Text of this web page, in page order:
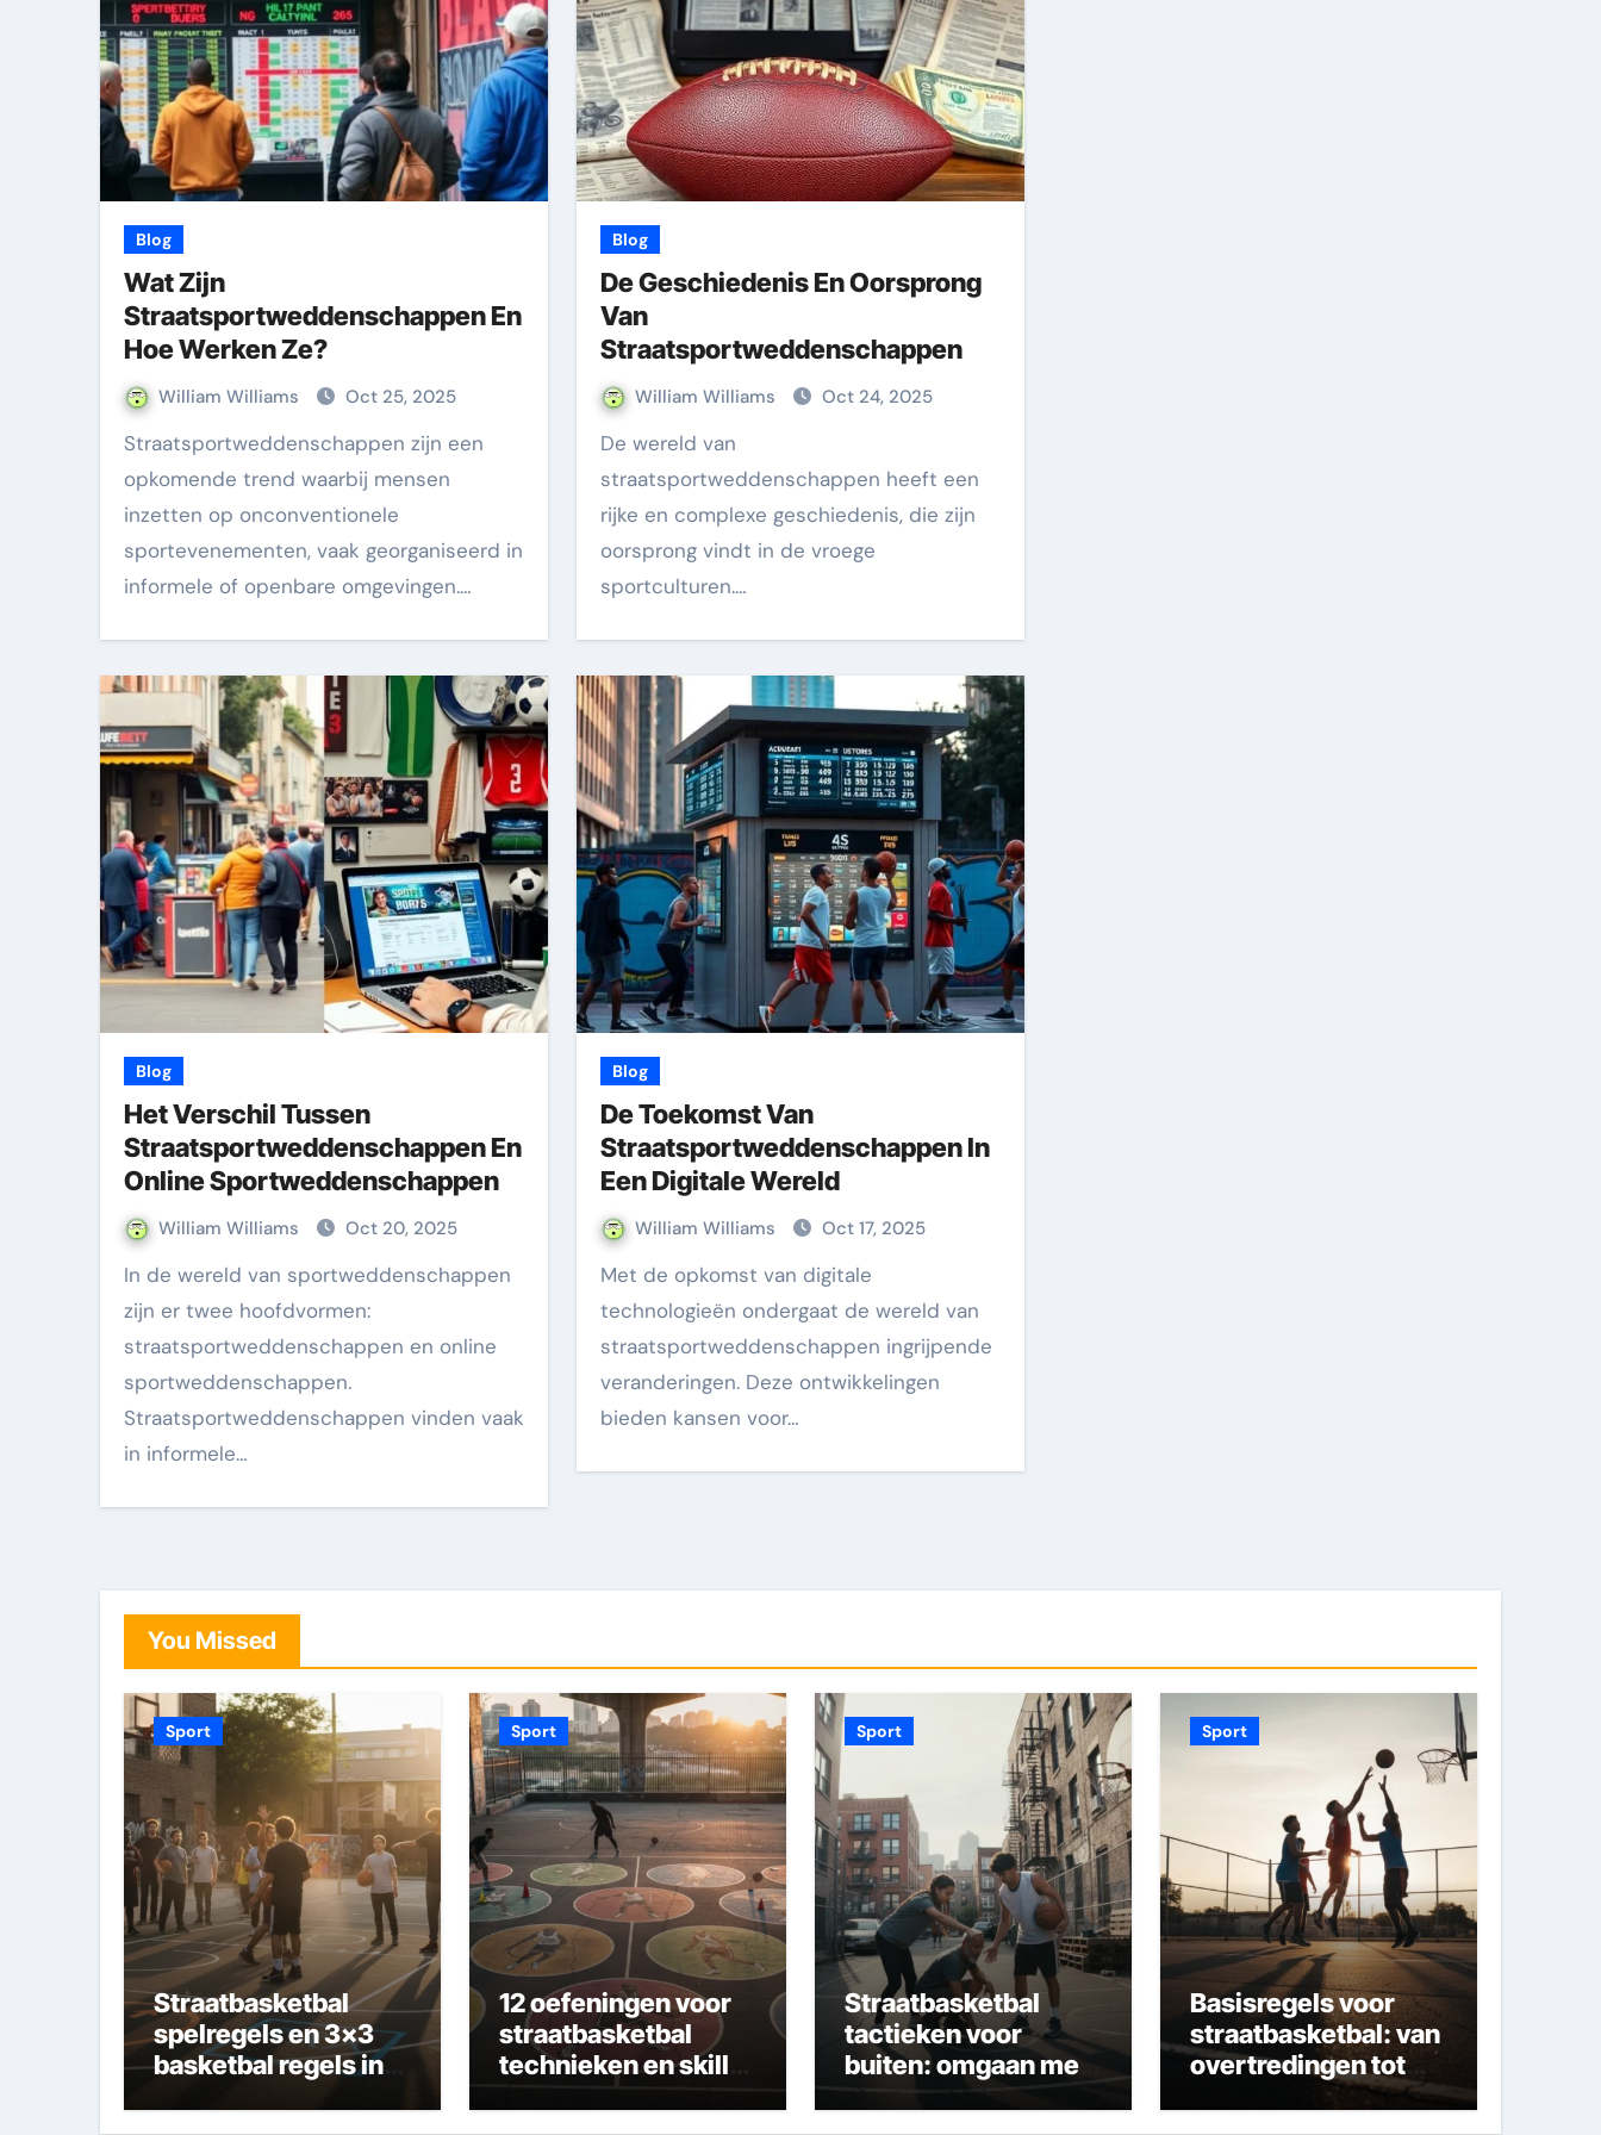
Blog
Wat Zijn
Straatsportweddenschappen En
Hoe Werken Ze?
William Williams Oct 25, 2025
Straatsportweddenschappen zijn een
opkomende trend waarbij mensen
inzetten op onconventionele
sportevenementen, vaak georganiseerd in
informele of openbare omgevingen.…
Blog
De Geschiedenis En Oorsprong
Van
Straatsportweddenschappen
William Williams Oct 24, 2025
De wereld van
straatsportweddenschappen heeft een
rijke en complexe geschiedenis, die zijn
oorsprong vindt in de vroege
sportculturen.…
Blog
Het Verschil Tussen
Straatsportweddenschappen En
Online Sportweddenschappen
William Williams Oct 20, 2025
In de wereld van sportweddenschappen
zijn er twee hoofdvormen:
straatsportweddenschappen en online
sportweddenschappen.
Straatsportweddenschappen vinden vaak
in informele…
Blog
De Toekomst Van
Straatsportweddenschappen In
Een Digitale Wereld
William Williams Oct 17, 2025
Met de opkomst van digitale
technologieën ondergaat de wereld van
straatsportweddenschappen ingrijpende
veranderingen. Deze ontwikkelingen
bieden kansen voor…
You Missed
Sport
Straatbasketbal
spelregels en 3×3
basketbal regels in
Sport
12 oefeningen voor
straatbasketbal
technieken en skill
development
Sport
Straatbasketbal
tactieken voor
buiten: omgaan met
beperkte ruimte
Sport
Basisregels voor
straatbasketbal: van
overtredingen tot
possession